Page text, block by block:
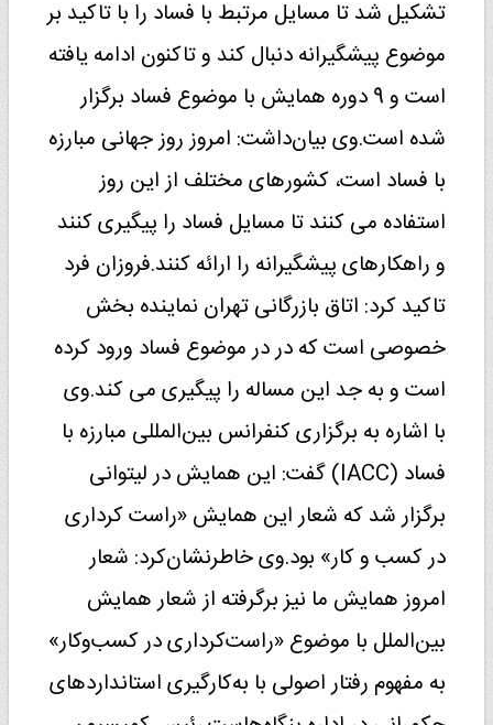
تشکیل شد تا مسایل مرتبط با فساد را با تاکید بر
موضوع پیشگیرانه دنبال کند و تاکنون ادامه یافته
است و 9 دوره همایش با موضوع فساد برگزار
شده است.وی بیان‌داشت: امروز روز جهانی مبارزه
با فساد است، کشورهای مختلف از این روز
استفاده می کنند تا مسایل فساد را پیگیری کنند
و راهکارهای پیشگیرانه را ارائه کنند.فروزان فرد
تاکید کرد: اتاق بازرگانی تهران نماینده بخش
خصوصی‌ است که در در موضوع فساد ورود کرده
است و به جد این مساله را پیگیری می کند.وی
با اشاره به برگزاری کنفرانس بین‌المللی مبارزه با
فساد (IACC) گفت: این همایش در لیتوانی
برگزار شد که شعار این همایش «راست کرداری
در کسب و کار» بود.وی خاطرنشان‌کرد: شعار
امروز همایش ما نیز برگرفته از شعار همایش
بین‌الملل با موضوع «راست‌کرداری در کسب‌وکار»
به مفهوم رفتار اصولی با به‌کارگیری استانداردهای